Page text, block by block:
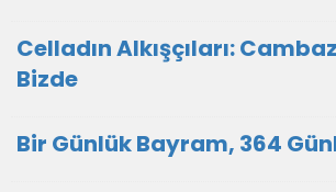
Celladın Alkışçıları:
Bizde
Bir Günlük Bayram, 364